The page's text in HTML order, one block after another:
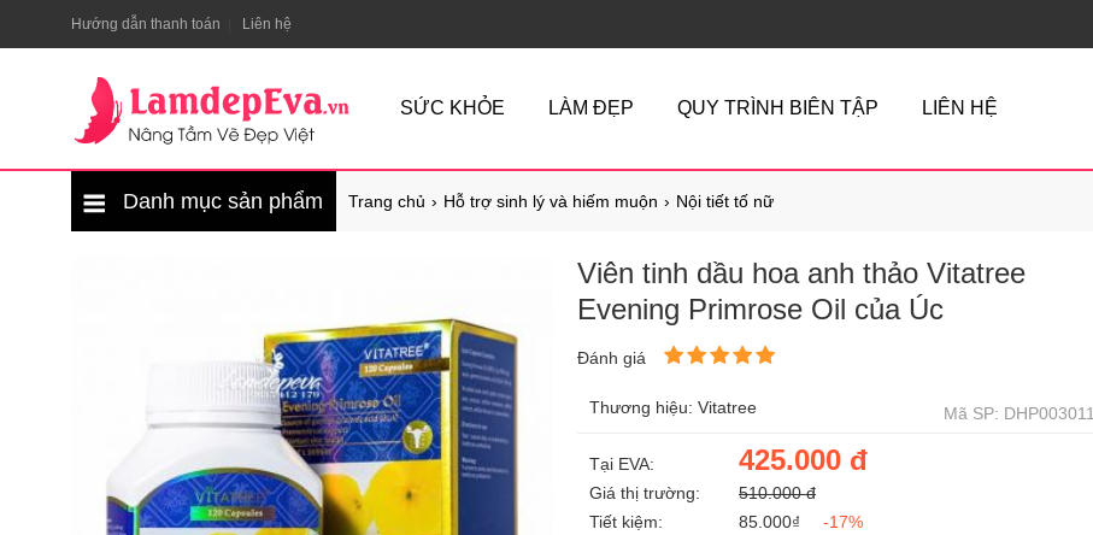
Hướng dẫn thanh toán Liên hệ
SỨC KHỎE LÀM ĐẸP QUY TRÌNH BIÊN TẬP LIÊN HỆ
Danh mục sản phẩm Trang chủ Hỗ trợ sinh lý và hiếm muộn Nội tiết tố nữ
Viên tinh dầu hoa anh thảo Vitatree
Evening Primrose Oil của Úc
Đánh giá
Thương hiệu: Vitatree Mã SP: DHP003011
Tại EVA: 425.000 đ
Giá thị trường:
510.000 đ
Tiết kiệm:
85.000₫ -17%